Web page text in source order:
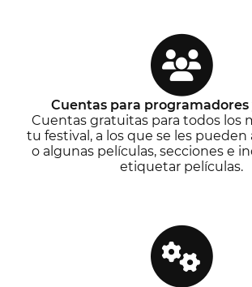
Cuentas para programadores
Cuentas gratuitas para todos los
tu festival, a los que se les pueden
o algunas películas, secciones e
etiquetar películas.